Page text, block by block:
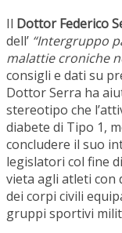
Il Dottor Federico
dell’ “Intergruppo
malattie croniche
consigli e dati su
Dottor Serra ha
stereotipo che
diabete di Tipo 1,
concludere il suo
legislatori col fine
vieta agli atleti con
dei corpi civili
gruppi sportivi